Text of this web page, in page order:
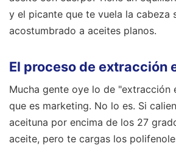
y el picante que te vuela la cabeza
acostumbrado a aceites planos.
El proceso de extracción
Mucha gente oye lo de "extracción
que es marketing. No lo es. Si
aceituna por encima de los 27
aceite, pero te cargas los